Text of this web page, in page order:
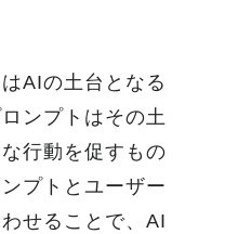
AIの土台となる
ンプトはその土
行動を促すもの
プトとユーザー
せることで、AI